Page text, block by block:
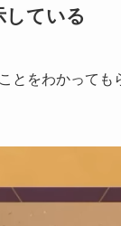
している
とをわかって